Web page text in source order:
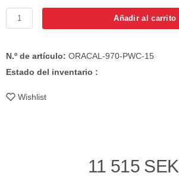
Añadir al carrito
N.º de artículo: ORACAL-970-PWC-15
Estado del inventario :
Wishlist
11 515 SEK